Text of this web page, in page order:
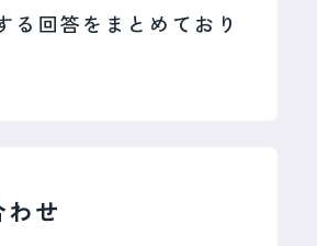
る回答をまとめており
せ
定を上回る数の修理のご依頼をいた
にわたり、多くのお客様の大切なお
するため、誠に勝手なが
客様（エンドユーザー）
以上にわたり、多くのお